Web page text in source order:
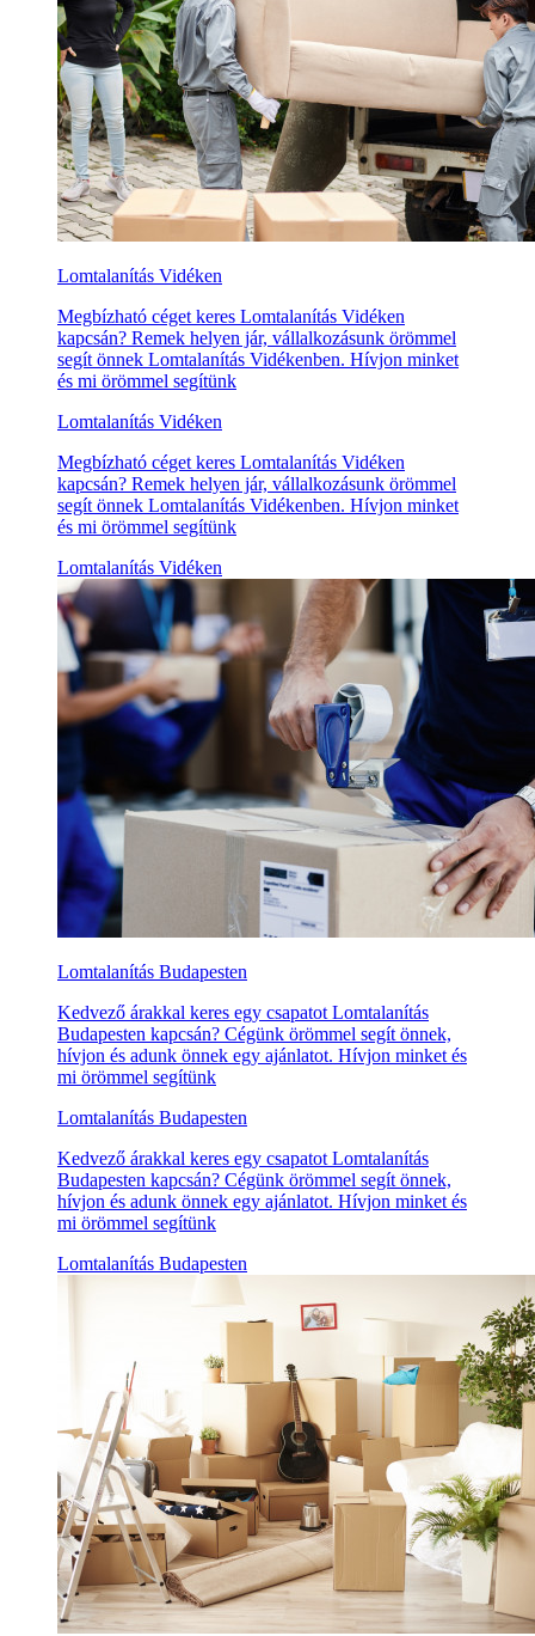
Lomtalanítás Vidéken
Megbízható céget keres Lomtalanítás Vidéken
kapcsán? Remek helyen jár, vállalkozásunk örömmel
segít önnek Lomtalanítás Vidékenben. Hívjon minket
és mi örömmel segítünk
Lomtalanítás Vidéken
Megbízható céget keres Lomtalanítás Vidéken
kapcsán? Remek helyen jár, vállalkozásunk örömmel
segít önnek Lomtalanítás Vidékenben. Hívjon minket
és mi örömmel segítünk
Lomtalanítás Vidéken
Lomtalanítás Budapesten
Kedvező árakkal keres egy csapatot Lomtalanítás
Budapesten kapcsán? Cégünk örömmel segít önnek,
hívjon és adunk önnek egy ajánlatot. Hívjon minket és
mi örömmel segítünk
Lomtalanítás Budapesten
Kedvező árakkal keres egy csapatot Lomtalanítás
Budapesten kapcsán? Cégünk örömmel segít önnek,
hívjon és adunk önnek egy ajánlatot. Hívjon minket és
mi örömmel segítünk
Lomtalanítás Budapesten